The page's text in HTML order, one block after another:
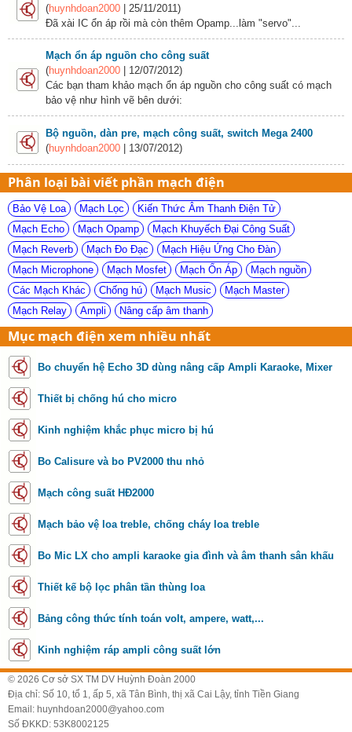
(huynhdoan2000 | 25/11/2011)
Đã xài IC ổn áp rồi mà còn thêm Opamp...làm "servo"...
Mạch ổn áp nguồn cho công suất
(huynhdoan2000 | 12/07/2012)
Các bạn tham khảo mạch ổn áp nguồn cho công suất có mạch
bảo vệ như hình vẽ bên dưới:
Bộ nguồn, dàn pre, mạch công suất, switch Mega 2400
(huynhdoan2000 | 13/07/2012)
Phân loại bài viết phần mạch điện
Bảo Vệ Loa Mạch Lọc
Kiến Thức Âm Thanh Điện Tử
Mạch Echo
Mạch Opamp
Mạch Khuyếch Đại Công Suất
Mạch Reverb
Mạch Đo Đạc
Mạch Hiệu Ứng Cho Đàn
Mạch Microphone
Mạch Mosfet Mạch Ổn Áp
Mạch nguồn
Các Mạch Khác
Chống hú Mạch Music
Mạch Master
Mạch Relay
Ampli Nâng cấp âm thanh
Mục mạch điện xem nhiều nhất
Bo chuyển hệ Echo 3D dùng nâng cấp Ampli Karaoke, Mixer
Thiết bị chống hú cho micro
Kinh nghiệm khắc phục micro bị hú
Bo Calisure và bo PV2000 thu nhỏ
Mạch công suất HĐ2000
Mạch bảo vệ loa treble, chống cháy loa treble
Bo Mic LX cho ampli karaoke gia đình và âm thanh sân khấu
Thiết kế bộ lọc phân tần thùng loa
Bảng công thức tính toán volt, ampere, watt,...
Kinh nghiệm ráp ampli công suất lớn
© 2026 Cơ sở SX TM DV Huỳnh Đoàn 2000
Địa chỉ: Số 10, tổ 1, ấp 5, xã Tân Bình, thị xã Cai Lậy, tỉnh Tiền Giang
Email: huynhdoan2000@yahoo.com
Số ĐKKD: 53K8002125